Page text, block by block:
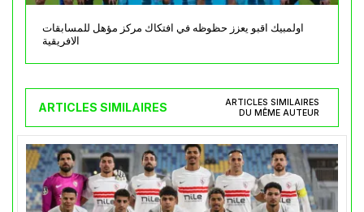
اولمبيك اقبو يعزز حظوظه في افتكاك مركز مؤهل للمسابقات
الافريقية
ARTICLES SIMILAIRES
ARTICLES SIMILAIRES
DU MÊME AUTEUR